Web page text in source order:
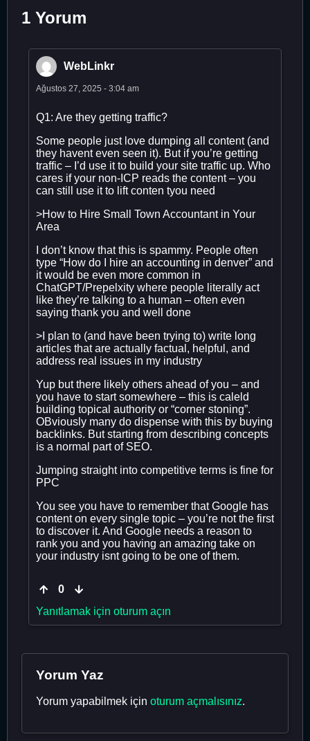
1 Yorum
WebLinkr
Ağustos 27, 2025 - 3:04 am
Q1: Are they getting traffic?
Some people just love dumping all content (and
they havent even seen it). But if you’re getting
traffic – I’d use it to build your site traffic up. Who
cares if your non-ICP reads the content – you
can still use it to lift conten tyou need
>How to Hire Small Town Accountant in Your
Area
I don’t know that this is spammy. People often
type “How do I hire an accounting in denver” and
it would be even more common in
ChatGPT/Prepelxity where people literally act
like they’re talking to a human – often even
saying thank you and well done
>I plan to (and have been trying to) write long
articles that are actually factual, helpful, and
address real issues in my industry
Yup but there likely others ahead of you – and
you have to start somewhere – this is caleld
building topical authority or “corner stoning”.
OBviously many do dispense with this by buying
backlinks. But starting from describing concepts
is a normal part of SEO.
Jumping straight into competitive terms is fine for
PPC
You see you have to remember that Google has
content on every single topic – you’re not the first
to discover it. And Google needs a reason to
rank you and you having an amazing take on
your industry isnt going to be one of them.
0
Yanıtlamak için oturum açın
Yorum Yaz
Yorum yapabilmek için oturum açmalısınız.